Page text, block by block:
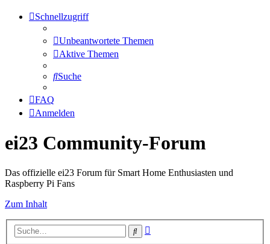
Schnellzugriff
Unbeantwortete Themen
Aktive Themen
Suche
FAQ
Anmelden
ei23 Community-Forum
Das offizielle ei23 Forum für Smart Home Enthusiasten und
Raspberry Pi Fans
Zum Inhalt
Suche